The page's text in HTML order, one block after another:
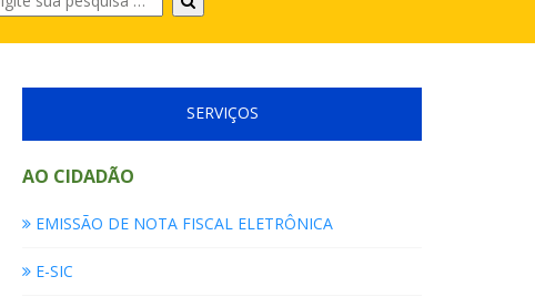
sua
pesquisa
SERVIÇOS
AO CIDADÃO
EMISSÃO DE NOTA FISCAL ELETRÔNICA
E-SIC